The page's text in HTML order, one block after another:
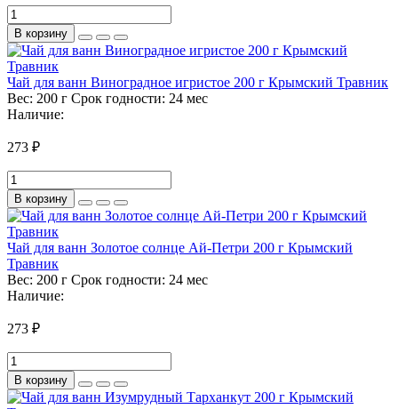
В корзину
Чай для ванн Виноградное игристое 200 г Крымский Травник
Вес: 200 г Срок годности: 24 мес
Наличие:
273 ₽
В корзину
Чай для ванн Золотое солнце Ай-Петри 200 г Крымский
Травник
Вес: 200 г Срок годности: 24 мес
Наличие:
273 ₽
В корзину